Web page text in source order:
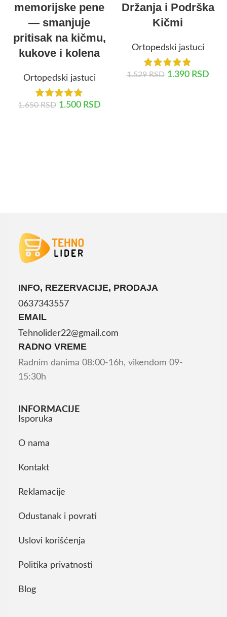
memorijske pene
— smanjuje
pritisak na kičmu,
kukove i kolena
Ortopedski jastuci
1.650RSD 1.500 RSD
Držanja i Podrška
Kičmi
Ortopedski jastuci
1.529RSD 1.390 RSD
INFO, REZERVACIJE, PRODAJA
0637343557
EMAIL
Tehnolider22@gmail.com
RADNO VREME
Radnim danima 08:00-16h, vikendom 09-
15:30h
INFORMACIJE
Isporuka
O nama
Kontakt
Reklamacije
Odustanak i povrati
Uslovi korišćenja
Politika privatnosti
Blog